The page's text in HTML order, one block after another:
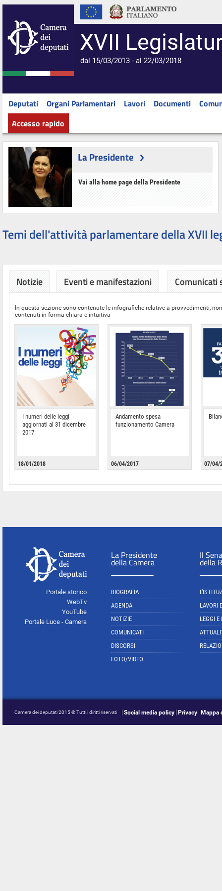
XVII
dal 15/03/2013 - al 22/03/2018
Deputati Organi Parlamentari Lavori Documenti
Accesso rapido
La Presidente
Vai alla home page della Presidente
Temi dell'attività parlamentare della XVII
Notizie Eventi e manifestazioni Comunicati
In questa sezione sono contenute le infografiche relative a provvedimenti,
contenuti in forma chiara e intuitiva
I numeri delle leggi
aggiornati al 31 dicembre
2017
18/01/2018
Andamento spesa
funzionamento Camera
06/04/2017 07/04/
Portale storico
WebTv
YouTube
Portale Luce - Camera
La Presidente
della Camera
BIOGRAFIA
AGENDA
NOTIZIE
COMUNICATI
DISCORSI
FOTO/VIDEO
Il
della
LAVORI
LEGGI E
Camera dei deputati 2015 © Tutti i diritti riservati Social media policy Privacy Mappa